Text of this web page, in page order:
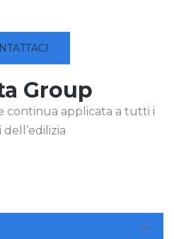
Group
continua applicata a tutti i